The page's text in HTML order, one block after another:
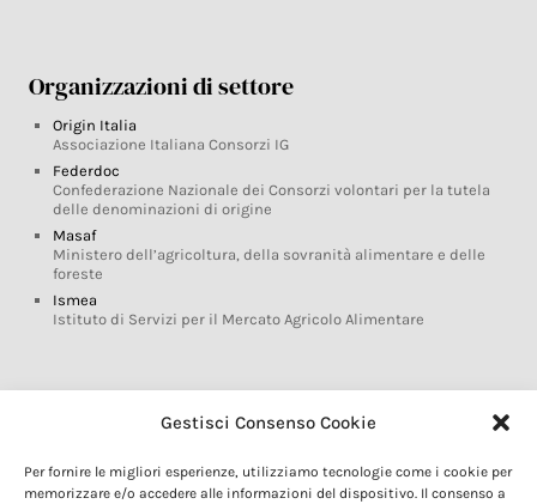
Gestisci Consenso Cookie
Per fornire le migliori esperienze, utilizziamo tecnologie come i cookie per
memorizzare e/o accedere alle informazioni del dispositivo. Il consenso a
Organizzazioni di settore
Origin Italia
Associazione Italiana Consorzi IG
Federdoc
Confederazione Nazionale dei Consorzi volontari per la tutela
delle denominazioni di origine
Masaf
Ministero dell’agricoltura, della sovranità alimentare e delle
foreste
Ismea
Istituto di Servizi per il Mercato Agricolo Alimentare
Glossario DOP IGP
Marchi DOP IGP